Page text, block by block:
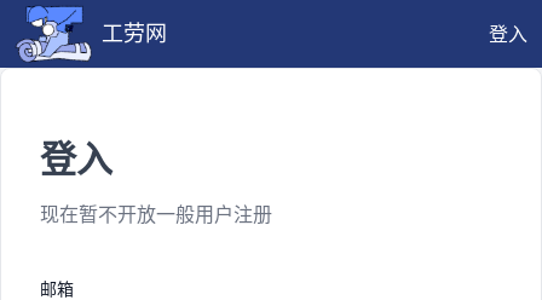
工劳网 登入
登入
现在暂不开放一般用户注册
邮箱